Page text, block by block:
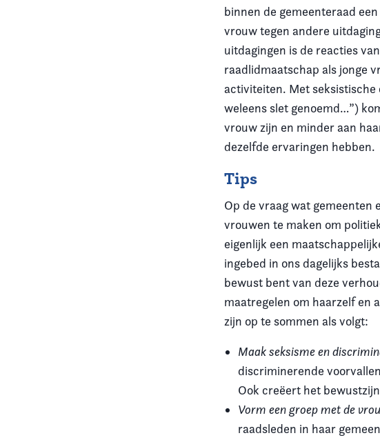
binnen de gemeenteraad
vrouw tegen andere
uitdagingen is de reacties
raadlidmaatschap als jonge
activiteiten. Met seksistische
weleens slet genoemd…”)
vrouw zijn en minder aan
dezelfde ervaringen hebben.
Tips
Op de vraag wat
vrouwen te maken om
eigenlijk een
ingebed in ons dagelijks
bewust bent van deze
maatregelen om haarzelf en
zijn op te sommen als volgt:
Maak seksisme en
discriminerende
Ook creëert het
Vorm een groep met de
raadsleden in haar